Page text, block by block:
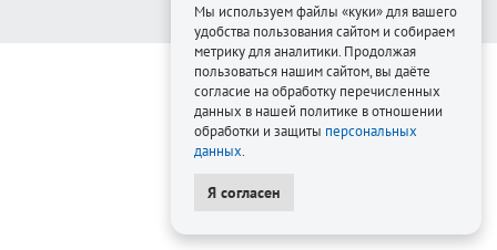
Мы используем файлы «куки» для вашего
удобства пользования сайтом и собираем
метрику для аналитики. Продолжая
пользоваться нашим сайтом, вы даёте
согласие на обработку перечисленных
данных в нашей политике в отношении
обработки и защиты персональных
данных
Я согласен